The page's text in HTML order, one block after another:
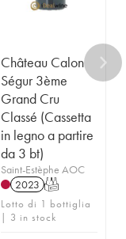
Château Calon
Ségur 3ème
Grand Cru
Classé (Cassetta
in legno a partire
da 3 bt)
Saint-Estèphe AOC
2023 T
Lotto di 1 bottiglia
| 3 in stock